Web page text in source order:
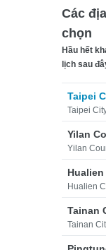
Các
chọn
Hầu hết
lịch sau
Taipei
Taipei
Yilan
Yilan
Hualien
Tainan
Tainan